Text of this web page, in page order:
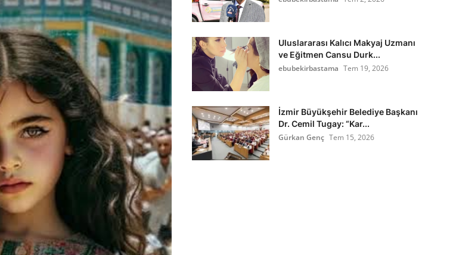
Uluslararası Kalıcı Makyaj Uzmanı
ve Eğitmen Cansu Durk...
ebubekirbastama Tem 19, 2026
İzmir Büyükşehir Belediye Başkanı
Dr. Cemil Tugay: “Kar...
Gürkan Genç Tem 15, 2026